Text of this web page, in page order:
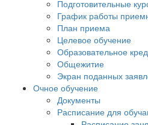
Подготовительные
График работы
План приема
Целевое обучение
Образовательное
Общежитие
Экран поданных
Очное обучение
Документы
Расписание для